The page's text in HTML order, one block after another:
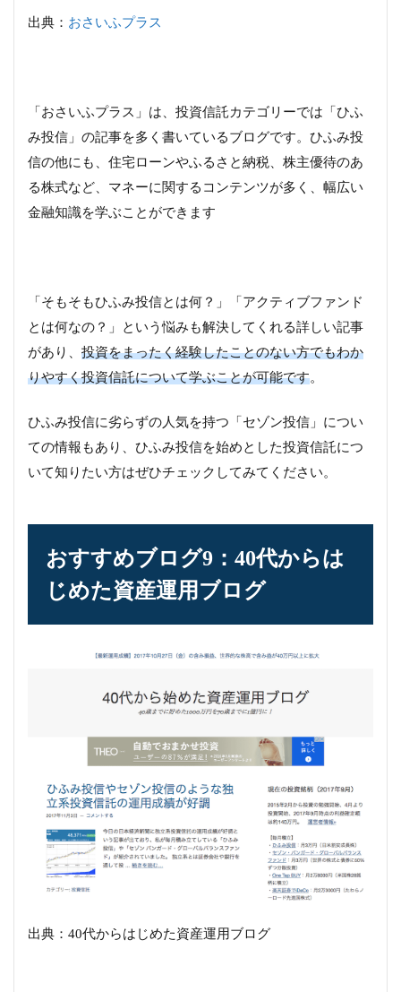
出典： おさいふプラス
「おさいふプラス」は、投資信託カテゴリーでは「ひふ
み投信」の記事を多く書いているブログです。ひふみ投
信の他にも、住宅ローンやふるさと納税、株主優待のあ
る株式など、マネーに関するコンテンツが多く、幅広い
金融知識を学ぶことができます
「そもそもひふみ投信とは何？」「アクティブファンド
とは何なの？」という悩みも解決してくれる詳しい記事
があり、 投資をまったく経験したことのない方でもわか
りやすく投資信託について学ぶことが可能です。
ひふみ投信に劣らずの人気を持つ「セゾン投信」につい
ての情報もあり、ひふみ投信を始めとした投資信託につ
いて知りたい方はぜひチェックしてみてください。
おすすめブログ9：40代からは
じめた資産運用ブログ
出典：40代からはじめた資産運用ブログ